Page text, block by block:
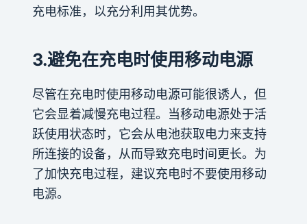
充电标准，以充分利用其优势。
3.避免在充电时使用移动电源
尽管在充电时使用移动电源可能很诱人，但
它会显着减慢充电过程。当移动电源处于活
跃使用状态时，它会从电池获取电力来支持
所连接的设备，从而导致充电时间更长。为
了加快充电过程，建议充电时不要使用移动
电源。